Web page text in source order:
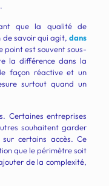
que la qualité de
de savoir qui agit,dans
point est souvent sous-
la différence dans la
façon réactive et un
surtout quand un
Certaines entreprises
souhaitent garder
certains accès. Ce
que le périmètre soit
de la complexité,